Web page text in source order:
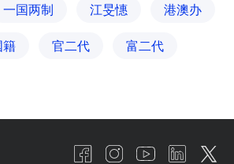
一国两制 江旻憓 港澳办
籍 官二代 富二代